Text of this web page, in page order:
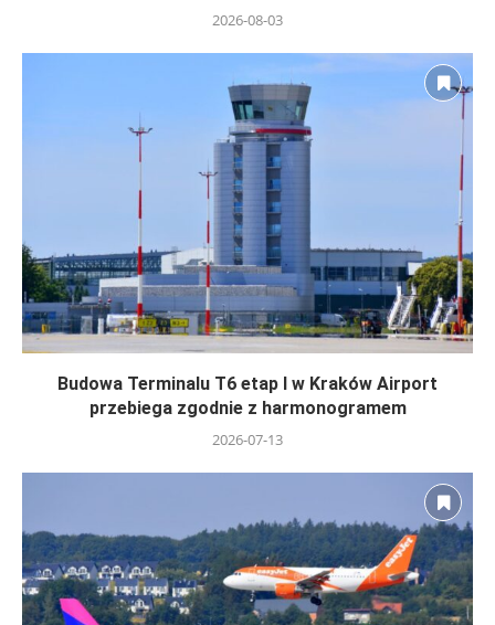
2026-08-03
Budowa Terminalu T6 etap I w Kraków Airport
przebiega zgodnie z harmonogramem
2026-07-13